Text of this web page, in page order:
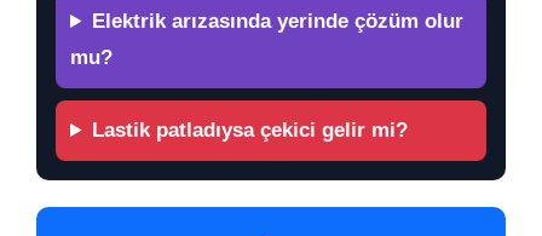
Elektrik arızasında yerinde çözüm olur
mu?
Lastik patladıysa çekici gelir mi?